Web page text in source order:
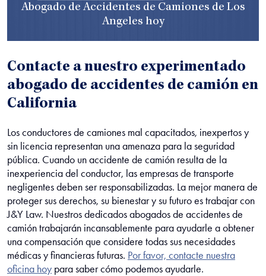
Abogado de Accidentes de Camiones de Los
Angeles hoy
Contacte a nuestro experimentado
abogado de accidentes de camión en
California
Los conductores de camiones mal capacitados, inexpertos y
sin licencia representan una amenaza para la seguridad
pública. Cuando un accidente de camión resulta de la
inexperiencia del conductor, las empresas de transporte
negligentes deben ser responsabilizadas. La mejor manera de
proteger sus derechos, su bienestar y su futuro es trabajar con
J&Y Law. Nuestros dedicados abogados de accidentes de
camión trabajarán incansablemente para ayudarle a obtener
una compensación que considere todas sus necesidades
médicas y financieras futuras. Por favor, contacte nuestra
oficina hoy para saber cómo podemos ayudarle.